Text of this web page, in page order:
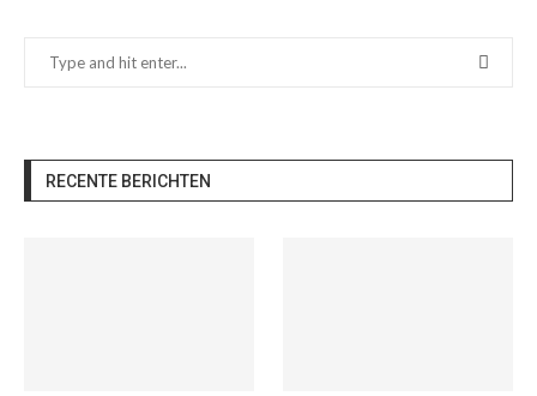
RECENTE BERICHTEN